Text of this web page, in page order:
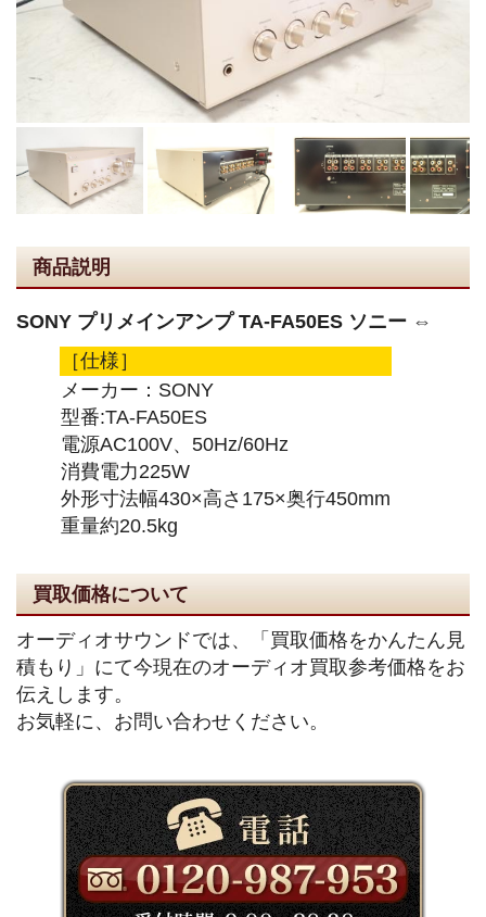
商品説明
SONY プリメインアンプ TA-FA50ES ソニー ⇔
［仕様］
メーカー：SONY
型番:TA-FA50ES
電源AC100V、50Hz/60Hz
消費電力225W
外形寸法幅430×高さ175×奥行450mm
重量約20.5kg
買取価格について
オーディオサウンドでは、「買取価格をかんたん見
積もり」にて今現在のオーディオ買取参考価格をお
伝えします。
お気軽に、お問い合わせください。